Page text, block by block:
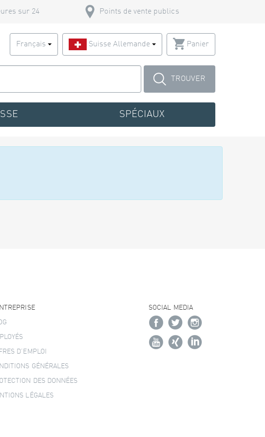
sur 24 Points de vente publics
Français Suisse Allemande Panier
TROUVER
SPÉCIAUX
D’EMPLOI
GÉNÉRALES
DES DONNÉES
LÉGALES
SOCIAL MEDIA